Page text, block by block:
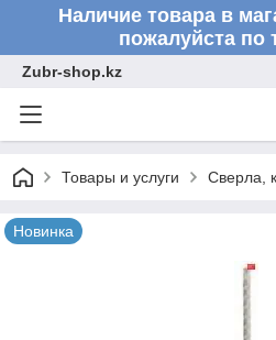
Наличие товара в
пожалуйста по
Zubr-shop.kz
Товары и услуги Сверла,
Новинка